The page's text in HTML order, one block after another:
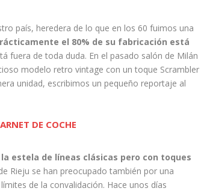
país, heredera de lo que en los 60 fuimos una
el 80% de su fabricación está
fuera de toda duda. En el pasado salón de Milán
modelo retro vintage con un toque Scrambler
unidad, escribimos un pequeño reportaje al
DE COCHE
estela de líneas clásicas pero con toques
Rieju se han preocupado también por una
de la convalidación. Hace unos días